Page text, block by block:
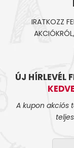
IRATKOZZ
ÚJ HÍRLEVÉL
A kupon akciós